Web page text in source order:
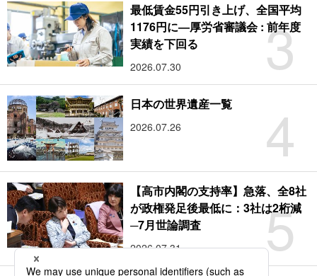
3
最低賃金55円引き上げ、全国平均
1176円に―厚労省審議会 : 前年度
実績を下回る
2026.07.30
4
日本の世界遺産一覧
2026.07.26
5
【高市内閣の支持率】急落、全8社
が政権発足後最低に：3社は2桁減
─7月世論調査
2026.07.31